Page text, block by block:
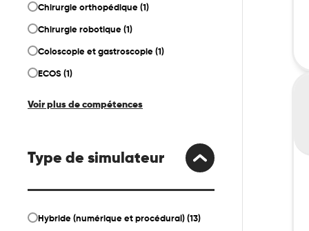
Chirurgie orthopédique (1)
Chirurgie robotique (1)
Coloscopie et gastroscopie (1)
ECOS (1)
Voir plus de compétences
Type de simulateur
Hybride (numérique et procédural) (13)